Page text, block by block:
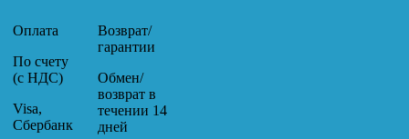
Оплата
По счету
(с НДС)
Visa,
Сбербанк
Возврат/
гарантии
Обмен/
возврат в
течении 14
дней